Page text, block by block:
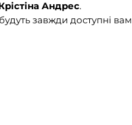
Андрес.
завжди доступні